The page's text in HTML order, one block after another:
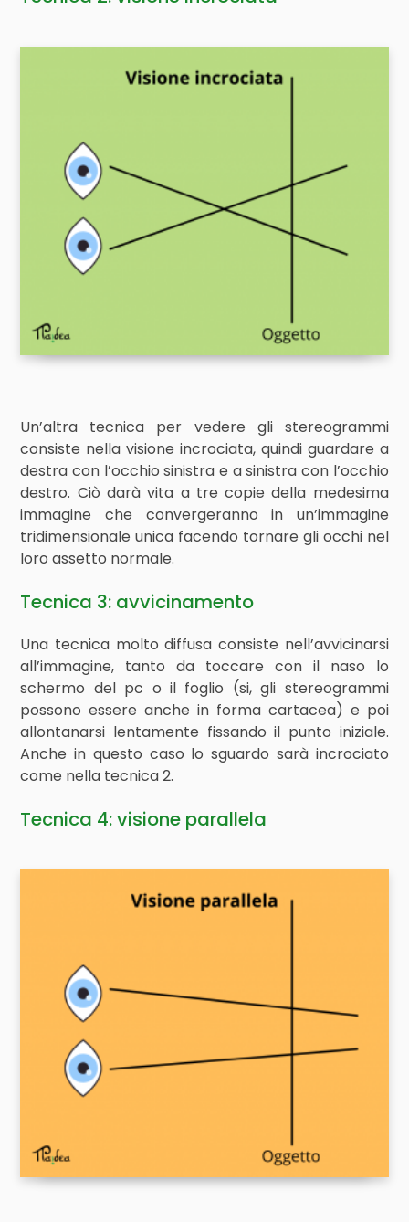
Un’altra tecnica per vedere gli stereogrammi
consiste nella visione incrociata, quindi guardare a
destra con l’occhio sinistra e a sinistra con l’occhio
destro. Ciò darà vita a tre copie della medesima
immagine che convergeranno in un’immagine
tridimensionale unica facendo tornare gli occhi nel
loro assetto normale.
Tecnica 3: avvicinamento
Una tecnica molto diffusa consiste nell’avvicinarsi
all’immagine, tanto da toccare con il naso lo
schermo del pc o il foglio (si, gli stereogrammi
possono essere anche in forma cartacea) e poi
allontanarsi lentamente fissando il punto iniziale.
Anche in questo caso lo sguardo sarà incrociato
come nella tecnica 2.
Tecnica 4: visione parallela